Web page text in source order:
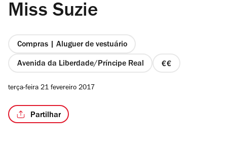
Miss Suzie
Compras | Aluguer de vestuário
Avenida da Liberdade/Príncipe Real
preço
terça-feira 21 fevereiro 2017
Partilhar